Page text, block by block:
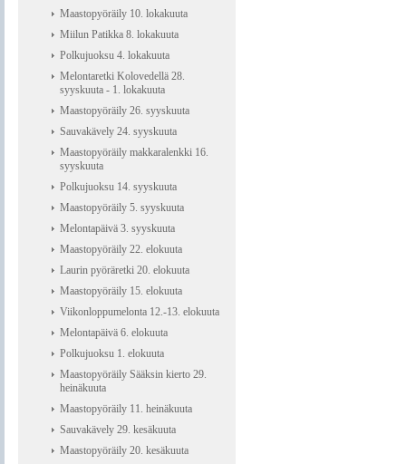
Maastopyöräily 10. lokakuuta
Miilun Patikka 8. lokakuuta
Polkujuoksu 4. lokakuuta
Melontaretki Kolovedellä 28.
syyskuuta - 1. lokakuuta
Maastopyöräily 26. syyskuuta
Sauvakävely 24. syyskuuta
Maastopyöräily makkaralenkki 16.
syyskuuta
Polkujuoksu 14. syyskuuta
Maastopyöräily 5. syyskuuta
Melontapäivä 3. syyskuuta
Maastopyöräily 22. elokuuta
Laurin pyöräretki 20. elokuuta
Maastopyöräily 15. elokuuta
Viikonloppumelonta 12.-13. elokuuta
Melontapäivä 6. elokuuta
Polkujuoksu 1. elokuuta
Maastopyöräily Sääksin kierto 29.
heinäkuuta
Maastopyöräily 11. heinäkuuta
Sauvakävely 29. kesäkuuta
Maastopyöräily 20. kesäkuuta